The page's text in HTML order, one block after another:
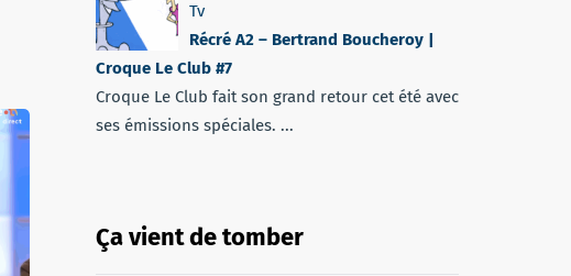
Tv
Récré A2 – Bertrand Boucheroy |
Croque Le Club #7
Croque Le Club fait son grand retour cet été avec
ses émissions spéciales. ...
Ça vient de tomber